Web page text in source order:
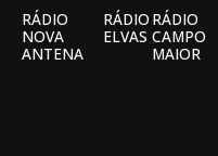
RÁDIO
NOVA
ANTENA
RÁDIO
ELVAS
RÁDIO
CAMPO
MAIOR